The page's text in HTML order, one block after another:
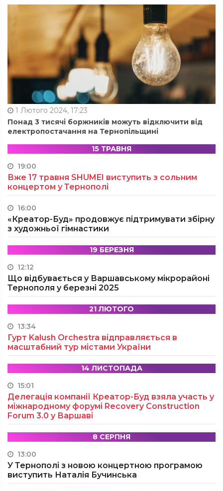
1 Лютого 2024, 17:23
Понад 3 тисячі боржників можуть відключити від
електропостачання на Тернопільщині
15 ТРАВНЯ
19:00
Вже 17 травня SHUMEI виступить з сольним
концертом у Тернополі
16:00
«Креатор-Буд» продовжує підтримувати збірну
з художньої гімнастики
19 БЕРЕЗНЯ
12:12
Що відбувається у Варшавському мікрорайоні
Тернополя у березні 2025
21 ЛЮТОГО
13:34
Гурт Kalush Orchestra відправляється в
масштабний тур містами України
14 ЛИСТОПАДА
15:01
Делегація компанії Креатор-Буд взяла участь у
міжнародному форумі Recovery Construction
Forum 3.0 у Варшаві
8 СЕРПНЯ
13:00
У Тернополі з новою концертною програмою
виступить Наталія Бучинська